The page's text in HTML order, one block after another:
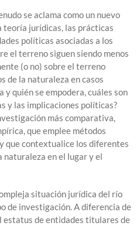
se aclama como un nuevo
teoría jurídicas, las prácticas
políticas asociadas a los
el terreno siguen siendo menos
(o no) sobre el terreno
de la naturaleza en casos
y quién se empodera, cuáles son
y las implicaciones políticas?
más comparativa,
que emplee métodos
que contextualice los diferentes
naturaleza en el lugar y el
situación jurídica del río
de investigación. A diferencia de
estatus de entidades titulares de